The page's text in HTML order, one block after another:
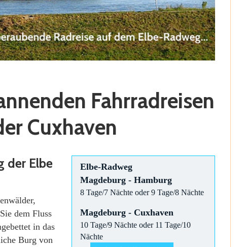
Fahrradreisen
Cuxhaven
der Elbe
dem Fluss
in das
Burg von
Elbe-Radweg
Magdeburg - Hamburg
8 Tage/7 Nächte oder 9 Tage/8 Nächte
Magdeburg - Cuxhaven
10 Tage/9 Nächte oder 11 Tage/10
Nächte